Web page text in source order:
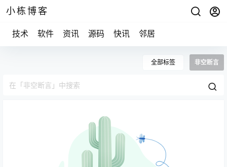
小栋博客
技术 软件 资讯 源码 快讯 邻居
全部标签 非空断言